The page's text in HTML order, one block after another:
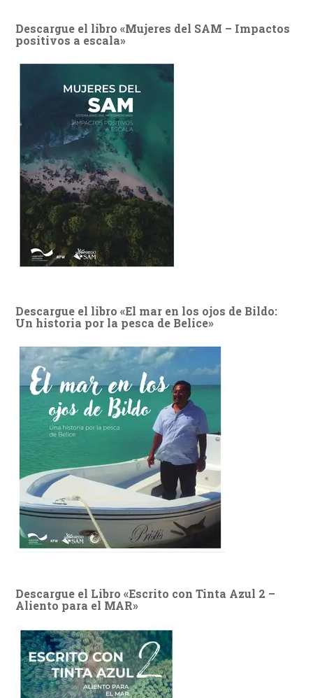
Descargue el libro «Mujeres del SAM – Impactos
positivos a escala»
Descargue el libro «El mar en los ojos de Bildo:
Un historia por la pesca de Belice»
Descargue el Libro «Escrito con Tinta Azul 2 –
Aliento para el MAR»